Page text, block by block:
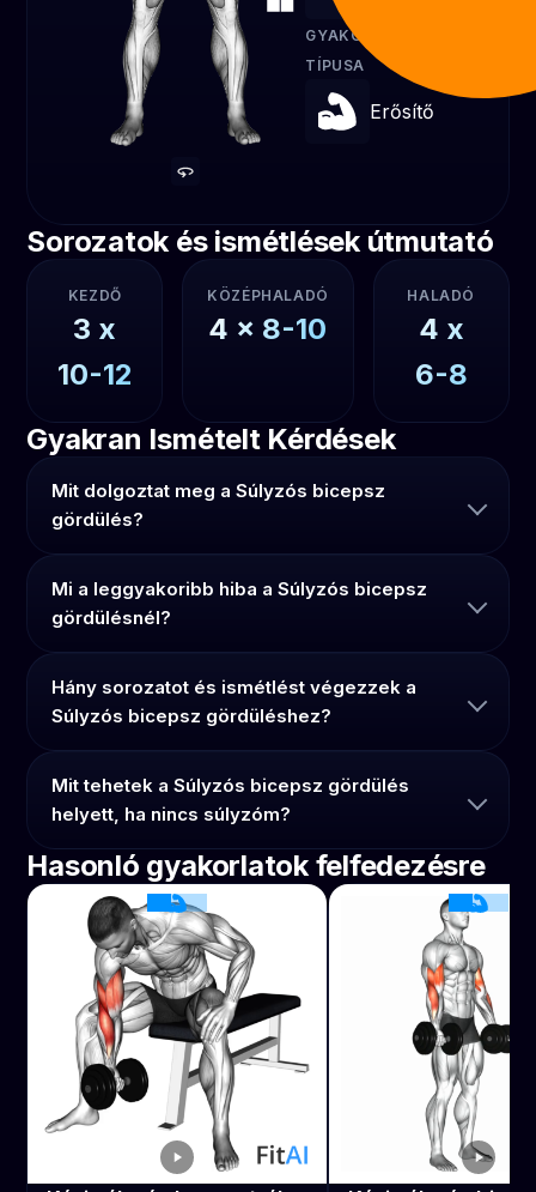
GYAKORLAT
TÍPUSA
Erősítő
Sorozatok és ismétlések útmutató
KEZDŐ
3 x
10-12
KÖZÉPHALADÓ
4 x 8-10
HALADÓ
4 x
6-8
Gyakran Ismételt Kérdések
Mit dolgoztat meg a Súlyzós bicepsz
gördülés?
Mi a leggyakoribb hiba a Súlyzós bicepsz
gördülésnél?
Hány sorozatot és ismétlést végezzek a
Súlyzós bicepsz gördüléshez?
Mit tehetek a Súlyzós bicepsz gördülés
helyett, ha nincs súlyzóm?
Hasonló gyakorlatok felfedezésre